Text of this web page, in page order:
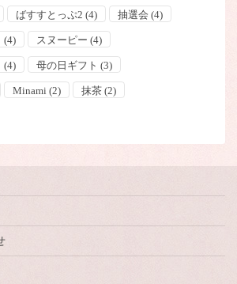
ばすすとっぷ2 (4) 抽選会 (4)
(4) スヌーピー (4)
(4) 母の日ギフト (3)
Minami (2) 抹茶(2)